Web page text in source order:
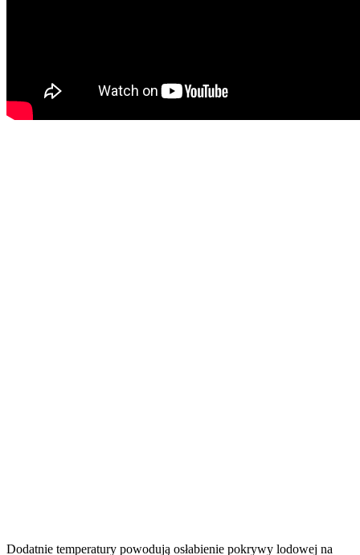
Dodatnie temperatury powodują osłabienie pokrywy lodowej na